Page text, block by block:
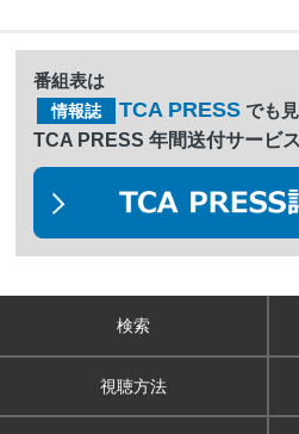
番組表は
情報誌 TCA PRESS でも
TCA PRESS 年間送付サービ
検索
視聴方法